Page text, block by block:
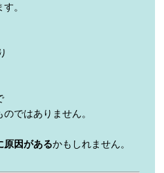
。
ではありません。
原因があるかもしれません。